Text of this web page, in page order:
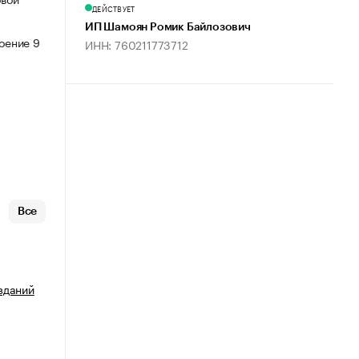
9
Все
ДЕЙСТВУЕТ
ИП Шамоян Ромик Байлозович
ИНН: 760211773712